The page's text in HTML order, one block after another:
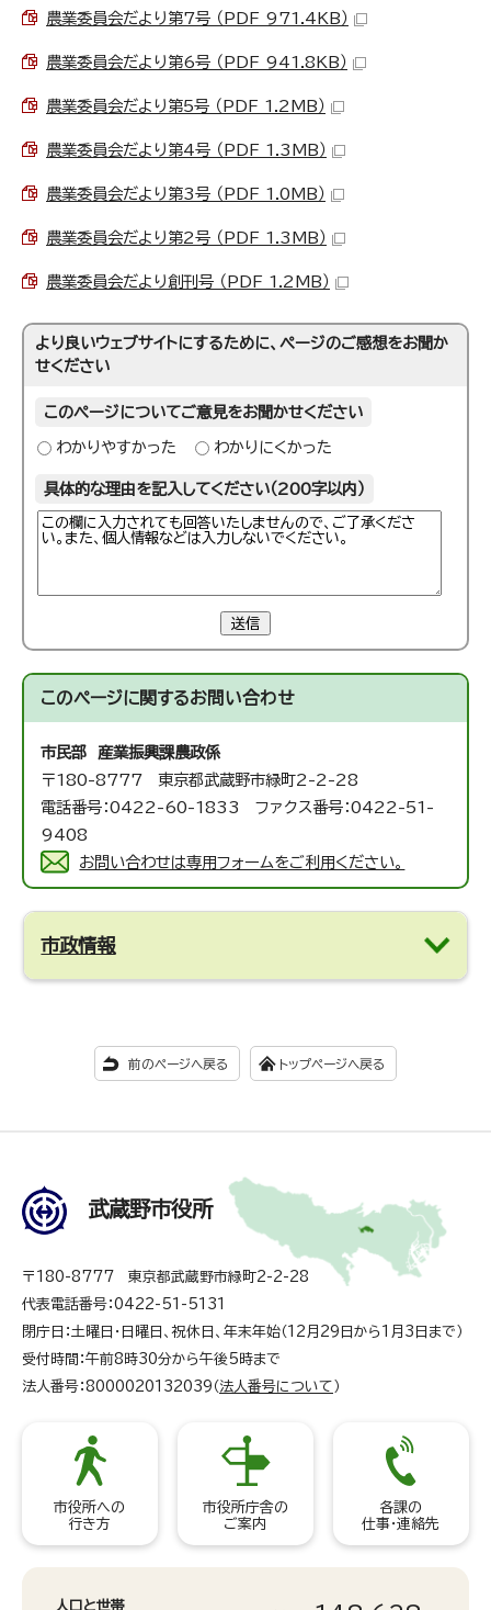
農業委員会だより第7号 （PDF 971.4KB）
農業委員会だより第6号 （PDF 941.8KB）
農業委員会だより第5号 （PDF 1.2MB）
農業委員会だより第4号 （PDF 1.3MB）
農業委員会だより第3号 （PDF 1.0MB）
農業委員会だより第2号 （PDF 1.3MB）
農業委員会だより創刊号 （PDF 1.2MB）
より良いウェブサイトにするために、ページのご感想をお聞か
せください
このページについてご意見をお聞かせください
わかりやすかった わかりにくかった
具体的な理由を記入してください（200字以内）
送信
このページに関するお問い合わせ
市民部 産業振興課農政係
〒180-8777 東京都武蔵野市緑町2-2-28
電話番号：0422-60-1833 ファクス番号：0422-51-
9408
お問い合わせは専用フォームをご利用ください。
市政情報
前のページへ戻る トップページへ戻る
武蔵野市役所
〒180-8777 東京都武蔵野市緑町2-2-28
代表電話番号：0422-51-5131
閉庁日：土曜日・日曜日、祝休日、年末年始（12月29日から1月3日まで）
受付時間：午前8時30分から午後5時まで
法人番号：8000020132039（ 法人番号について ）
市役所への
行き方
市役所庁舎の
ご案内
各課の
仕事・連絡先
人口と世帯